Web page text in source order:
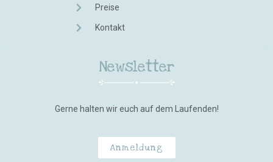
Preise
Kontakt
Newsletter
Gerne halten wir euch auf dem Laufenden!
Anmeldung